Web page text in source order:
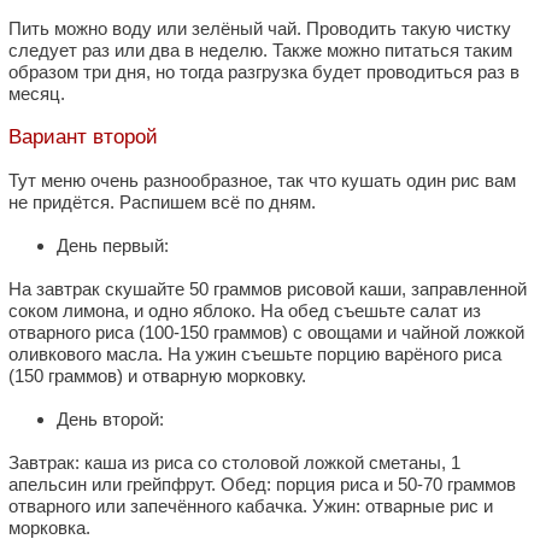
Пить можно воду или зелёный чай. Проводить такую чистку
следует раз или два в неделю. Также можно питаться таким
образом три дня, но тогда разгрузка будет проводиться раз в
месяц.
Вариант второй
Тут меню очень разнообразное, так что кушать один рис вам
не придётся. Распишем всё по дням.
День первый:
На завтрак скушайте 50 граммов рисовой каши, заправленной
соком лимона, и одно яблоко. На обед съешьте салат из
отварного риса (100-150 граммов) с овощами и чайной ложкой
оливкового масла. На ужин съешьте порцию варёного риса
(150 граммов) и отварную морковку.
День второй:
Завтрак: каша из риса со столовой ложкой сметаны, 1
апельсин или грейпфрут. Обед: порция риса и 50-70 граммов
отварного или запечённого кабачка. Ужин: отварные рис и
морковка.